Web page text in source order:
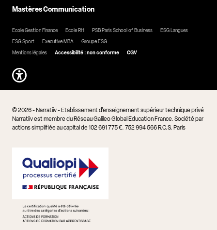
Mastères Communication
Ecole Gestion Finance Ecole RH PSB Paris School of Business
ESG Langues
ESG Sport
Executive MBA
Groupe ESG
Mentions légales
Accessibilité : non conforme CGV
© 2026 - Narratiiv - Etablissement d'enseignement supérieur technique privé
Narratiiv est membre du Réseau Galileo Global Education France. Société par
actions simplifiée au capital de 102 691 775 €. 752 994 566 R.C.S. Paris